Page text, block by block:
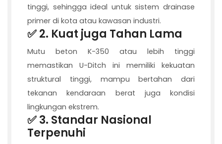
tinggi, sehingga ideal untuk sistem drainase
primer di kota atau kawasan industri.
✅ 2. Kuat juga Tahan Lama
Mutu beton K-350 atau lebih tinggi
memastikan U-Ditch ini memiliki kekuatan
struktural tinggi, mampu bertahan dari
tekanan kendaraan berat juga kondisi
lingkungan ekstrem.
✅ 3. Standar Nasional
Terpenuhi